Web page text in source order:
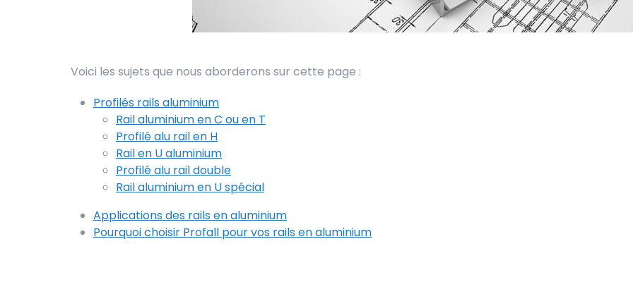
Voici les sujets que nous aborderons sur cette page :
Profilés rails aluminium
Rail aluminium en C ou en T
Profilé alu rail en H
Rail en U aluminium
Profilé alu rail double
Rail aluminium en U spécial
Applications des rails en aluminium
Pourquoi choisir Profall pour vos rails en aluminium